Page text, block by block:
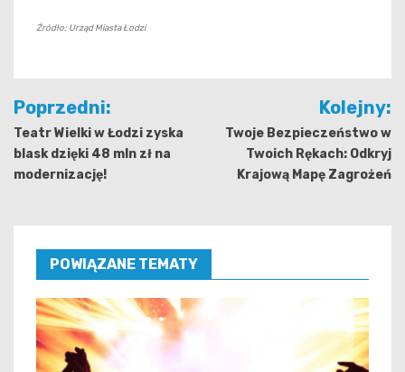
Źródło: Urząd Miasta Łodzi
Nawigacja
wpisu
Poprzedni:
Teatr Wielki w Łodzi zyska
blask dzięki 48 mln zł na
modernizację!
Kolejny:
Twoje Bezpieczeństwo w
Twoich Rękach: Odkryj
Krajową Mapę Zagrożeń
POWIĄZANE TEMATY